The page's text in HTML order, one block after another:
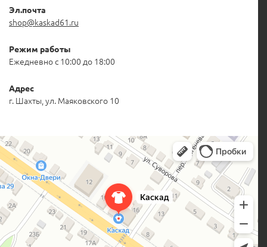
Эл.почта
shop@kaskad61.ru
Режим работы
Ежедневно с 10:00 до 18:00
Адрес
г. Шахты, ул. Маяковского 10